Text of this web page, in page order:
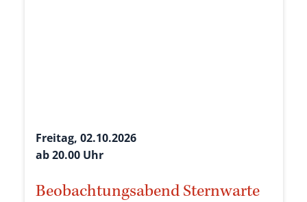
Freitag, 02.10.2026
ab 20.00 Uhr
Beobachtungsabend Sternwarte